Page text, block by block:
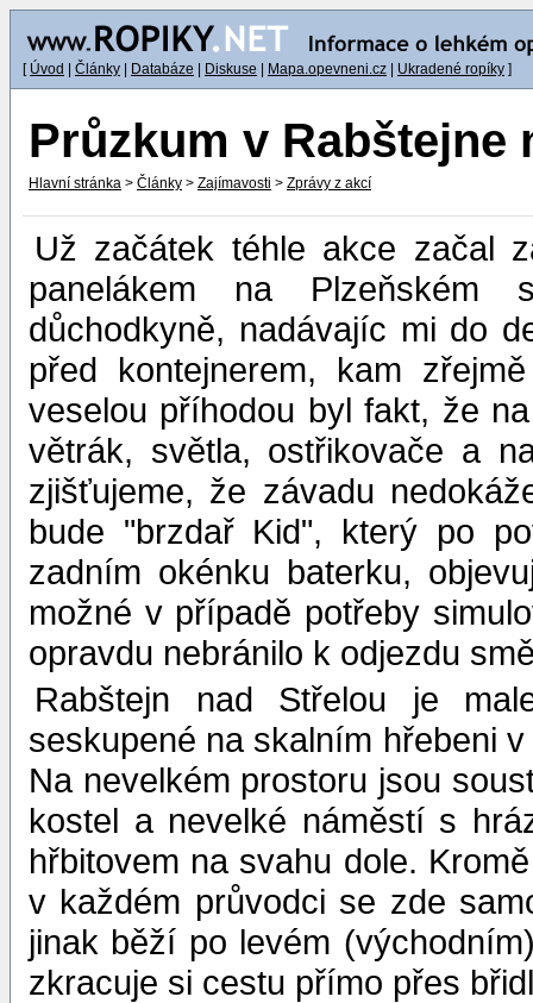
[ Úvod Články Databáze Diskuse Mapa.opevneni.cz Ukradené ropíky ]
Průzkum v Rabštejne
Hlavní stránka > Články > Zajímavosti > Zprávy z akcí
Už začátek téhle akce začal
panelákem na Plzeňském
důchodkyně, nadávajíc mi do
před kontejnerem, kam
veselou příhodou byl fakt, že
větrák, světla, ostřikovače a
zjišťujeme, že závadu
bude "brzdař Kid", který po
zadním okénku baterku,
možné v případě potřeby
opravdu nebránilo k odjezdu
Rabštejn nad Střelou je
seskupené na skalním hřebeni
Na nevelkém prostoru jsou
kostel a nevelké náměstí s
hřbitovem na svahu dole.
v každém průvodci se zde
jinak běží po levém
zkracuje si cestu přímo přes